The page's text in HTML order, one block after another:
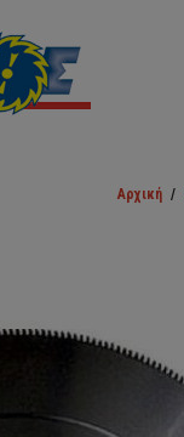
Αρχική /